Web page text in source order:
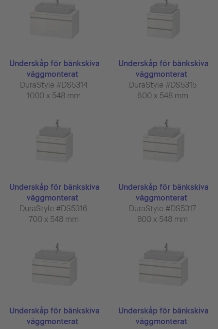
Underskåp för bänkskiva
väggmonterat
DuraStyle #DS5314
1000 x 548 mm
Underskåp för bänkskiva
väggmonterat
DuraStyle #DS5315
600 x 548 mm
Underskåp för bänkskiva
väggmonterat
DuraStyle #DS5316
700 x 548 mm
Underskåp för bänkskiva
väggmonterat
DuraStyle #DS5317
800 x 548 mm
Underskåp för bänkskiva
väggmonterat
Underskåp för bänkskiva
väggmonterat